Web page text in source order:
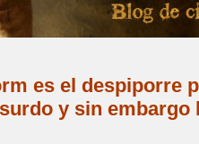
es el despiporre
y sin embargo